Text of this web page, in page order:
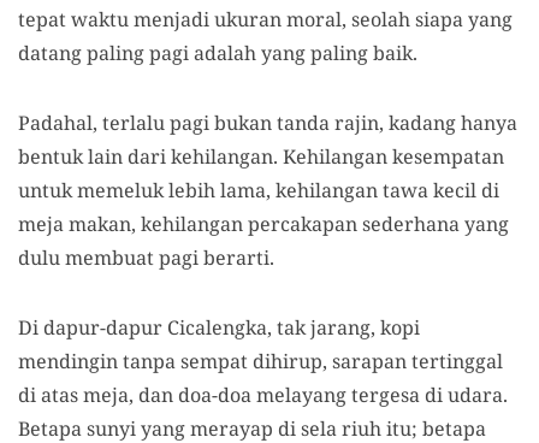
tepat waktu menjadi ukuran moral, seolah siapa yang
datang paling pagi adalah yang paling baik.
Padahal, terlalu pagi bukan tanda rajin, kadang hanya
bentuk lain dari kehilangan. Kehilangan kesempatan
untuk memeluk lebih lama, kehilangan tawa kecil di
meja makan, kehilangan percakapan sederhana yang
dulu membuat pagi berarti.
Di dapur-dapur Cicalengka, tak jarang, kopi
mendingin tanpa sempat dihirup, sarapan tertinggal
di atas meja, dan doa-doa melayang tergesa di udara.
Betapa sunyi yang merayap di sela riuh itu; betapa